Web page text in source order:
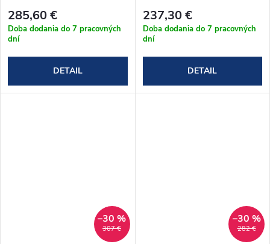
285,60 €
Doba dodania do 7 pracovných
dní
DETAIL
237,30 €
Doba dodania do 7 pracovných
dní
DETAIL
307 €
–30 %
282 €
–30 %